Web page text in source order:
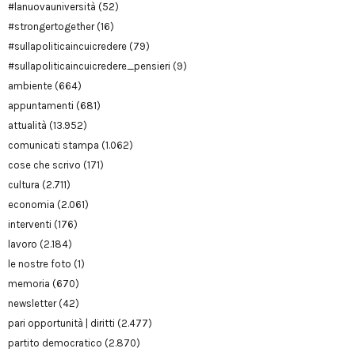
#lanuovauniversità (52)
#strongertogether(16)
#sullapoliticaincuicredere (79)
#sullapoliticaincuicredere_pensieri (9)
ambiente (664)
appuntamenti (681)
attualità (13.952)
comunicati stampa (1.062)
cose che scrivo (171)
cultura (2.711)
economia (2.061)
interventi (176)
lavoro (2.184)
le nostre foto (1)
memoria (670)
newsletter(42)
pari opportunità | diritti (2.477)
partito democratico (2.870)